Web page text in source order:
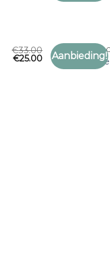
Toevoegen
€33.00
€25.00 Aanbieding!
SJAAL
sjaal